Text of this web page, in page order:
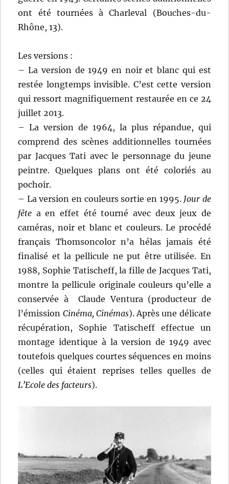
ont été tournées à Charleval (Bouches-du-
Rhône, 13).
Les versions :
– La version de 1949 en noir et blanc qui est
restée longtemps invisible. C’est cette version
qui ressort magnifiquement restaurée en ce 24
juillet 2013.
– La version de 1964, la plus répandue, qui
comprend des scènes additionnelles tournées
par Jacques Tati avec le personnage du jeune
peintre. Quelques plans ont été coloriés au
pochoir.
– La version en couleurs sortie en 1995. Jour de
fête a en effet été tourné avec deux jeux de
caméras, noir et blanc et couleurs. Le procédé
français Thomsoncolor n’a hélas jamais été
finalisé et la pellicule ne put être utilisée. En
1988, Sophie Tatischeff, la fille de Jacques Tati,
montre la pellicule originale couleurs qu’elle a
conservée à Claude Ventura (producteur de
l’émission Cinéma, Cinémas). Après une délicate
récupération, Sophie Tatischeff effectue un
montage identique à la version de 1949 avec
toutefois quelques courtes séquences en moins
(celles qui étaient reprises telles quelles de
L’Ecole des facteurs).